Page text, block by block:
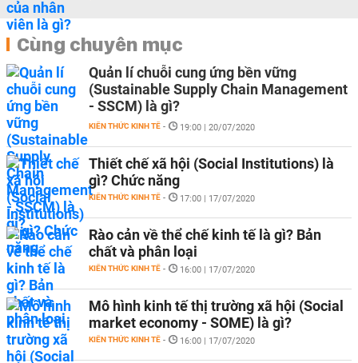
Cùng chuyên mục
Quản lí chuỗi cung ứng bền vững
(Sustainable Supply Chain Management
- SSCM) là gì?
KIẾN THỨC KINH TẾ - 19:00 | 20/07/2020
Thiết chế xã hội (Social Institutions) là
gì? Chức năng
KIẾN THỨC KINH TẾ - 17:00 | 17/07/2020
Rào cản về thể chế kinh tế là gì? Bản
chất và phân loại
KIẾN THỨC KINH TẾ - 16:00 | 17/07/2020
Mô hình kinh tế thị trường xã hội (Social
market economy - SOME) là gì?
KIẾN THỨC KINH TẾ - 16:00 | 17/07/2020